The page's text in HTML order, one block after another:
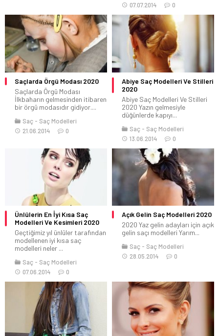
07.07.2014
0
Saçlarda Örgü Modası 2020
Saçlarda Örgü Modası
İlkbaharın gelmesinden itibaren
bir örgü modasıdır gidiyor....
Saç
Saç Modelleri
21.06.2014
0
Abiye Saç Modelleri Ve Stilleri
2020
Abiye Saç Modelleri Ve Stilleri
2020 Yazın gelmesiyle
düğünlerde kapıyı...
Saç
Saç Modelleri
13.06.2014
0
Ünlülerin En İyi Kısa Saç
Modelleri Ve Kesimleri 2020
Geçtiğimiz yıl ünlüler tarafından
modellenen iyi kısa saç
modelleri neler ...
Saç
Saç Modelleri
07.06.2014
0
Açık Gelin Saç Modelleri 2020
2020 Yaz gelin adayları için açık
gelin saçı modelleri Yarım...
Saç
Saç Modelleri
28.05.2014
0